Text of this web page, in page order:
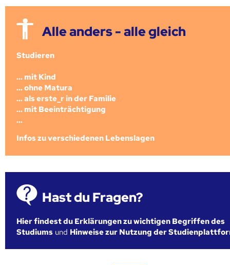
Alle anders - alle gleich
Studieren
... mit Kind
... ohne Matura
... als erste_r in der Familie
... mit Beeinträchtigung
...
Infos zu verschiedenen Lebenslagen
Hast du Fragen?
Hier findest du Erklärungen zu wichtigen Begriffen des
Studiums und Hinweise zur Nutzung der